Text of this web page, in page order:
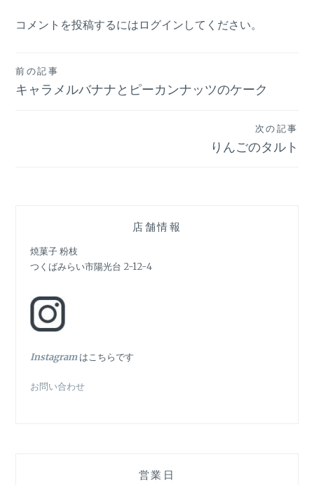
コメントを投稿するには ログイン してください。
投
稿
ョ
ン
前の記事
キャラメルバナナとピーカンナッツのケーク
次の記事
りんごのタルト
店舗情報
焼菓子 粉枝
つくばみらい市陽光台 2-12-4
Instagramはこちらです
お問い合わせ
営業日